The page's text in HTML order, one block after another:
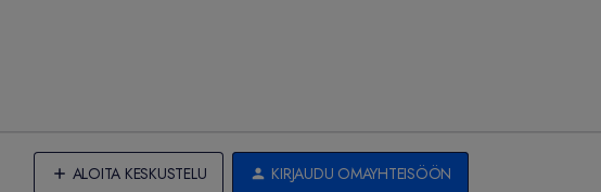
ALOITA KESKUSTELU KIRJAUDU OMAYHTEISÖÖN